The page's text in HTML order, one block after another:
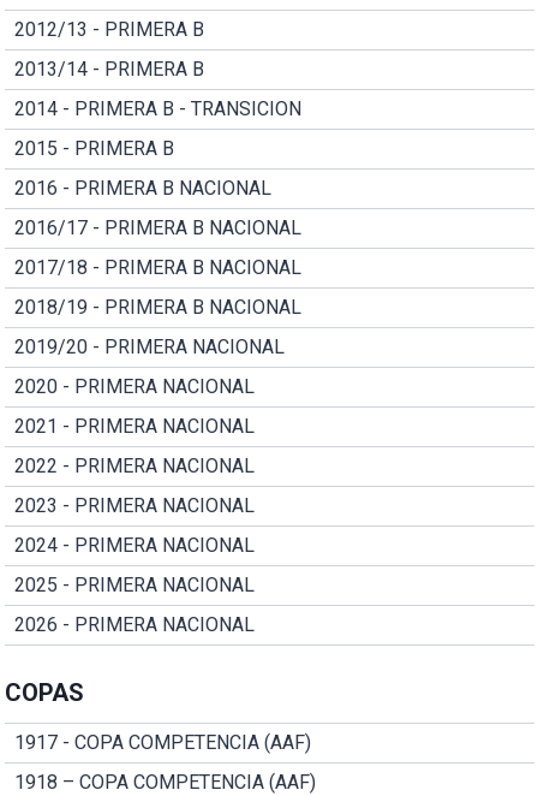
2012/13 - PRIMERA B
2013/14 - PRIMERA B
2014 - PRIMERA B - TRANSICION
2015 - PRIMERA B
2016 - PRIMERA B NACIONAL
2016/17 - PRIMERA B NACIONAL
2017/18 - PRIMERA B NACIONAL
2018/19 - PRIMERA B NACIONAL
2019/20 - PRIMERA NACIONAL
2020 - PRIMERA NACIONAL
2021 - PRIMERA NACIONAL
2022 - PRIMERA NACIONAL
2023 - PRIMERA NACIONAL
2024 - PRIMERA NACIONAL
2025 - PRIMERA NACIONAL
2026 - PRIMERA NACIONAL
COPAS
1917 - COPA COMPETENCIA (AAF)
1918 – COPA COMPETENCIA (AAF)